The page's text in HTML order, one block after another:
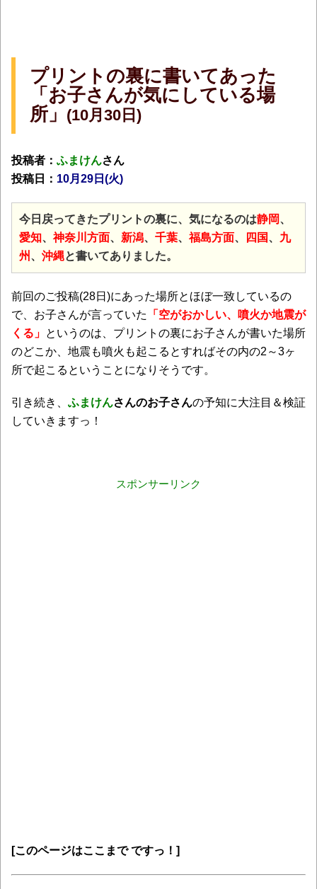
プリントの裏に書いてあった
「お子さんが気にしている場
所」 (10月30日)
投稿者： ふまけんさん
投稿日： 10月29日(火)
今日戻ってきたプリントの裏に、気になるのは静岡、
愛知、神奈川方面、 新潟、 千葉、福島方面、 四国、 九
州 、 沖縄と書いてありました。
前回のご投稿(28日)にあった場所とほぼ一致しているの
で、お子さんが言っていた
「空がおかしい、噴火か地震が
くる」 というのは、プリントの裏にお子さんが書いた場所
のどこか、地震も噴火も起こるとすればその内の2～3ヶ
所で起こるということになりそうです。
引き続き、 ふまけんさんのお子さんの予知に大注目＆検証
していきますっ！
スポンサーリンク
[このページはここまで ですっ！]